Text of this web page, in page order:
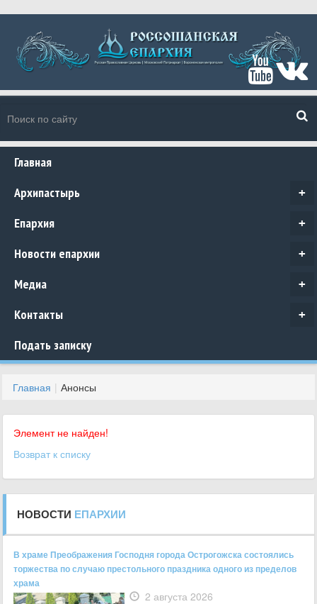
Главная
+
Архипастырь
+
Епархия
+
Новости епархии
+
Медиа
+
Контакты
Подать записку
Главная Анонсы
Элемент не найден!
Возврат к списку
НОВОСТИ ЕПАРХИИ
В храме Преображения Господня города Острогожска состоялись
торжества по случаю престольного праздника одного из пределов
храма
2 августа 2026